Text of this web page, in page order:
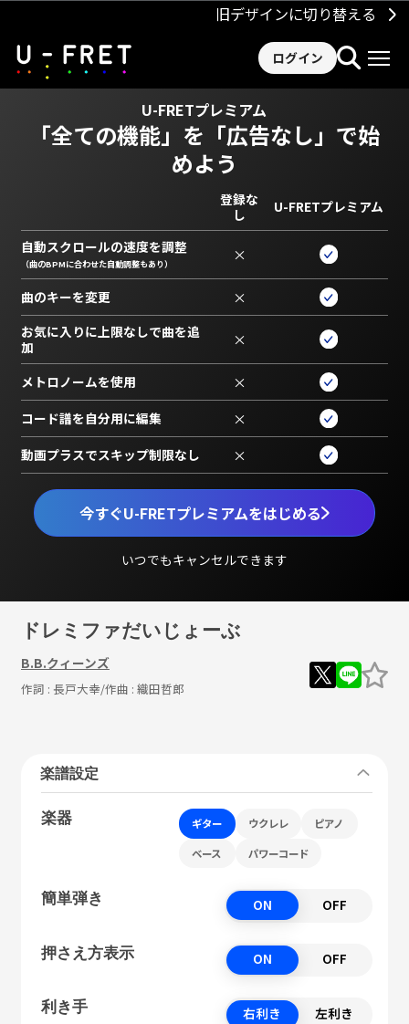
旧デザインに切り替える
ログイン
U-FRETプレミアム
「全ての機能」を 「広告なし」で始
めよう
今すぐU-FRETプレミアムをはじめる
いつでもキャンセルできます
登録な
し
U-FRETプレミアム
自動スクロールの速度を調整
（曲のBPMに合わせた自動調整もあり） ×
曲のキーを変更 ×
お気に入りに上限なしで曲を追
加
×
メトロノームを使用 ×
コード譜を自分用に編集 ×
動画プラスでスキップ制限なし ×
ドレミファだいじょーぶ
B.B.クィーンズ
作詞 : 長戸大幸/作曲 : 織田哲郎
楽譜設定
楽器 ギター ウクレレ ピアノ
ベース パワーコード
簡単弾き ON OFF
押さえ方表示 ON OFF
利き手 右利き 左利き